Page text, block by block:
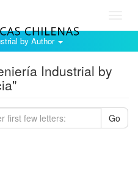
by Author
Industrial by
Go